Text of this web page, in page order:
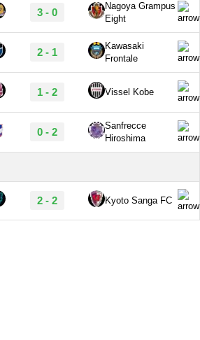
3 - 0
Nagoya Grampus
Eight
2 - 1
Kawasaki
Frontale
1 - 2 Vissel Kobe
0 - 2
Sanfrecce
Hiroshima
2 - 2 Kyoto Sanga FC